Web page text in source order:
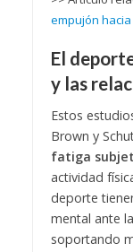
empujón
El
y las
Estos
Brown y
fatiga
actividad
deporte
mental ante
soportando